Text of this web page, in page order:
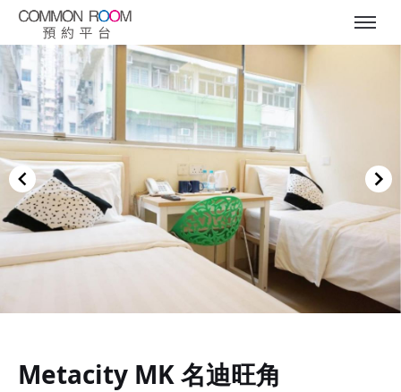
Metacity MK 名迪旺角